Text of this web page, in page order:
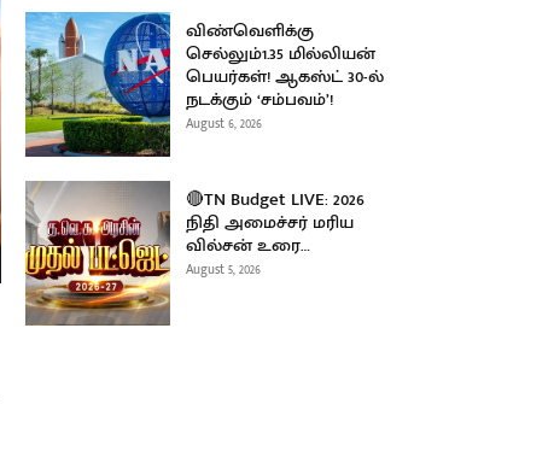
விண்வெளிக்கு
செல்லும்1.35 மில்லியன்
பெயர்கள்! ஆகஸ்ட் 30-ல்
நடக்கும் ‘சம்பவம்’!
August 6, 2026
🔴TN Budget LIVE: 2026
நிதி அமைச்சர் மரிய
வில்சன் உரை…
August 5, 2026